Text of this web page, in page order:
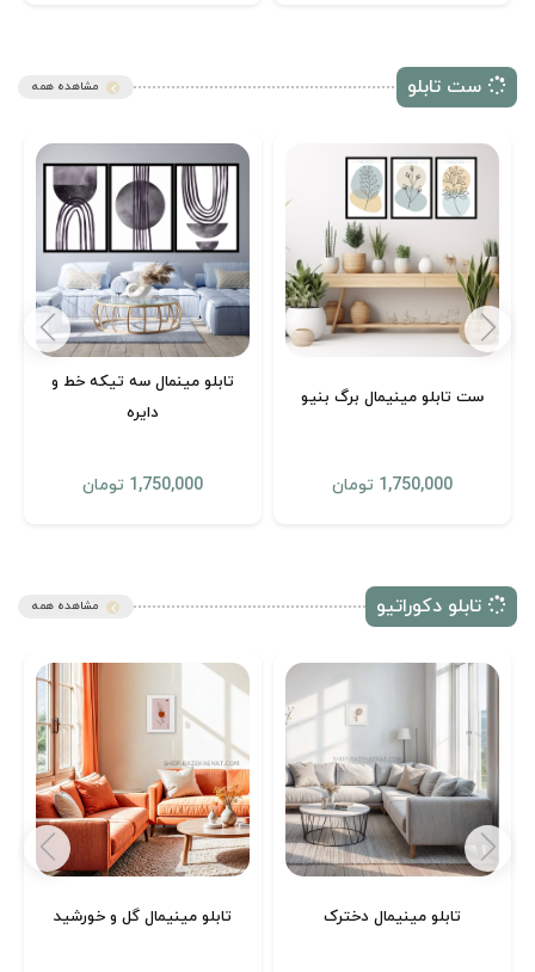
مشاهده همه
ست تابلو مینیمال برگ بنیو
1,750,000 تومان
تابلو مینمال سه تیکه خط و
دایره
1,750,000 تومان
مشاهده همه
تابلو مینیمال دخترک تابلو مینیمال گل و خورشید